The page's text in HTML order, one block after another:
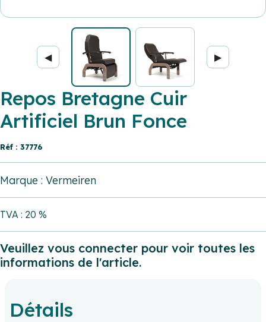
◀ ▶
Repos Bretagne Cuir
Artificiel Brun Fonce
Réf : 37776
Marque : Vermeiren
TVA : 20 %
Veuillez vous connecter pour voir toutes les
informations de l'article.
Détails